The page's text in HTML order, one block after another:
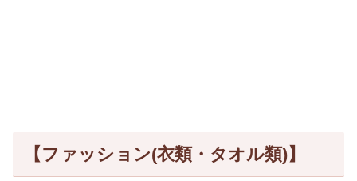
【ファッション(衣類・タオル類)】